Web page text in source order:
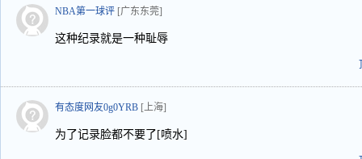
NBA第一球评 [广东东莞]
这种纪录就是一种耻辱
有态度网友0g0YRB [上海]
为了记录脸都不要了[喷水]